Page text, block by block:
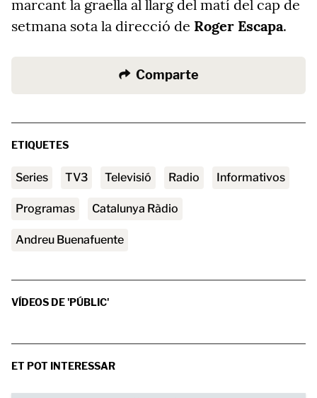
marcant la graella al llarg del matí del cap de
setmana sota la direcció de Roger Escapa.
Comparte
ETIQUETES
series TV3 televisió radio Informativos
Programas Catalunya Ràdio
Andreu Buenafuente
VÍDEOS DE 'PÚBLIC'
ET POT INTERESSAR